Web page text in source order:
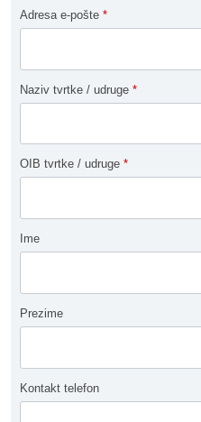
Adresa e-pošte *
Naziv tvrtke / udruge *
OIB tvrtke / udruge *
Ime
Prezime
Kontakt telefon